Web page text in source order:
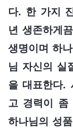
다. 한 가지
년 생존하게
생명이며 하
님 자신의 실
을 대표한다.
고 경력이 좀
하나님의 성